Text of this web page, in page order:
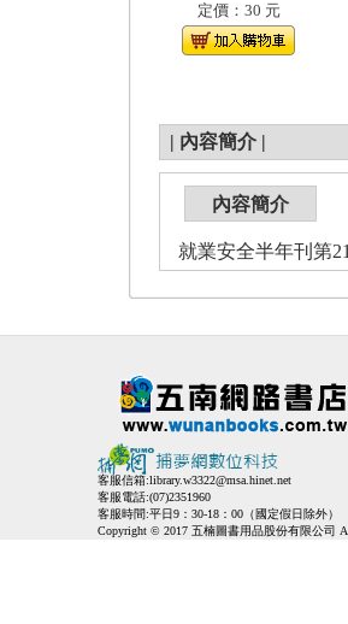
定價：30 元
| 內容簡介 |
內容簡介
就業安全半年刊第
客服信箱:library.w3322@msa.hinet.net
客服電話:(07)2351960
客服時間:平日9：30-18：00（國定假日除外）
Copyright © 2017 五楠圖書用品股份有限公司